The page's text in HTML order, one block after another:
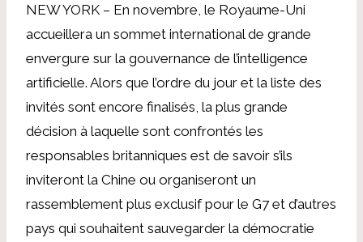
NEW YORK – En novembre, le Royaume-Uni
accueillera un sommet international de grande
envergure sur la gouvernance de l’intelligence
artificielle. Alors que l’ordre du jour et la liste des
invités sont encore finalisés, la plus grande
décision à laquelle sont confrontés les
responsables britanniques est de savoir s’ils
inviteront la Chine ou organiseront un
rassemblement plus exclusif pour le G7 et d’autres
pays qui souhaitent sauvegarder la démocratie